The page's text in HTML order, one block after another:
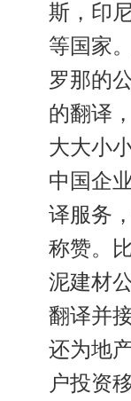
斯，印
等国家
罗那的
的翻译
大大小
中国企
译服务
称赞。
泥建材
翻译并
还为地
户投资